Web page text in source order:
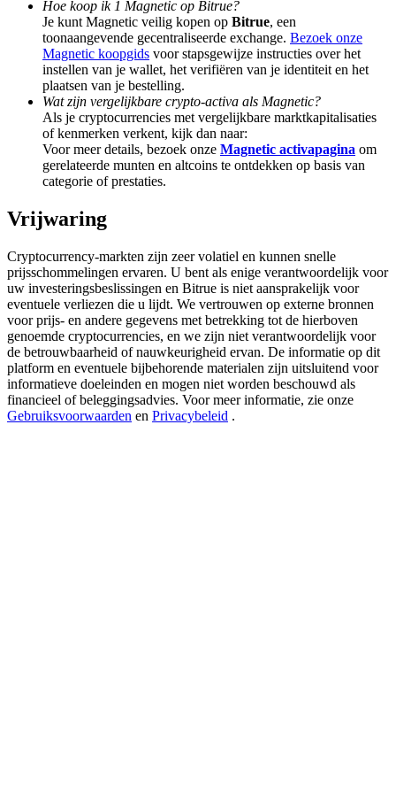
BTC Welcome Rewards
Deposit & Trade BTC to Share 25000 USDT prize pool!
Deposit CASHCAT & Win
Share 500000 CASHCAT prize pool
Exclusive for BitMart Users
Register & Trade to Win 500,000 USDT
Precious Metals Trading Carnival
Trade Gold & Silver · 33,333 USDT Bonus
Hoe koop ik 1 Magnetic op Bitrue?
Je kunt Magnetic veilig kopen op Bitrue, een
toonaangevende gecentraliseerde exchange. Bezoek onze
Magnetic koopgids voor stapsgewijze instructies over het
instellen van je wallet, het verifiëren van je identiteit en het
plaatsen van je bestelling.
Wat zijn vergelijkbare crypto-activa als Magnetic?
Als je cryptocurrencies met vergelijkbare marktkapitalisaties
of kenmerken verkent, kijk dan naar:
Voor meer details, bezoek onze Magnetic activapagina om
gerelateerde munten en altcoins te ontdekken op basis van
categorie of prestaties.
Vrijwaring
Cryptocurrency-markten zijn zeer volatiel en kunnen snelle
prijsschommelingen ervaren. U bent als enige verantwoordelijk voor
uw investeringsbeslissingen en Bitrue is niet aansprakelijk voor
eventuele verliezen die u lijdt. We vertrouwen op externe bronnen
voor prijs- en andere gegevens met betrekking tot de hierboven
genoemde cryptocurrencies, en we zijn niet verantwoordelijk voor
de betrouwbaarheid of nauwkeurigheid ervan. De informatie op dit
platform en eventuele bijbehorende materialen zijn uitsluitend voor
informatieve doeleinden en mogen niet worden beschouwd als
financieel of beleggingsadvies. Voor meer informatie, zie onze
Gebruiksvoorwaarden en Privacybeleid .